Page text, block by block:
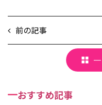
前の記事
おすすめ記事